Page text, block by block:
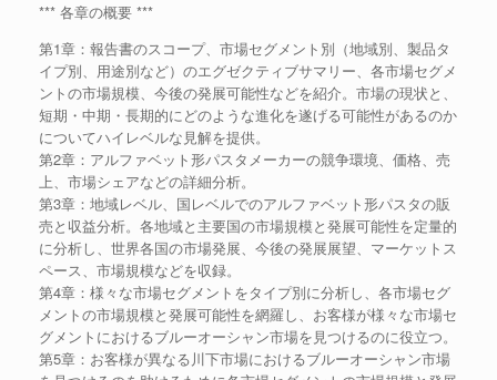
*** 各章の概要 ***
第1章：報告書のスコープ、市場セグメント別（地域別、製品タ
イプ別、用途別など）のエグゼクティブサマリー、各市場セグメ
ントの市場規模、今後の発展可能性などを紹介。市場の現状と、
短期・中期・長期的にどのような進化を遂げる可能性があるのか
についてハイレベルな見解を提供。
第2章：アルファベット形パスタメーカーの競争環境、価格、売
上、市場シェアなどの詳細分析。
第3章：地域レベル、国レベルでのアルファベット形パスタの販
売と収益分析。各地域と主要国の市場規模と発展可能性を定量的
に分析し、世界各国の市場発展、今後の発展展望、マーケットス
ペース、市場規模などを収録。
第4章：様々な市場セグメントをタイプ別に分析し、各市場セグ
メントの市場規模と発展可能性を網羅し、お客様が様々な市場セ
グメントにおけるブルーオーシャン市場を見つけるのに役立つ。
第5章：お客様が異なる川下市場におけるブルーオーシャン市場